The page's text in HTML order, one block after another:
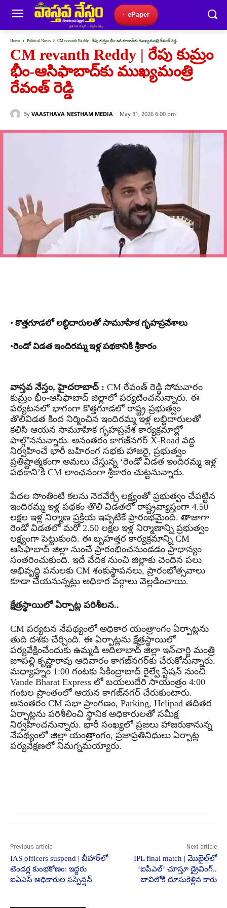
ePaper
Home Political News CM revanth Reddy | రేపు కుమ్రం భీం-ఆసిఫాబాద్‌కు ముఖ్యమంత్రి రేవంత్ రెడ్డి
CM revanth Reddy | రేపు కుమ్రం
భీం-ఆసిఫాబాద్‌కు ముఖ్యమంత్రి
రేవంత్ రెడ్డి
By VAASTHAVA NESTHAM MEDIA May 31, 2026 6:00 pm
• కొత్తగూడలో లబ్ధిదారులతో సామూహిక గృహప్రవేశాలు
•రెండో విడత ఇందిరమ్మ ఇళ్ల పథకానికి శ్రీకారం
వాస్తవ నేస్తం, హైదరాబాద్ : CM రేవంత్ రెడ్డి సోమవారం
కుమ్రం భీం-ఆసిఫాబాద్ జిల్లాలో పర్యటించనున్నారు. ఈ
పర్యటనలో భాగంగా కొత్తగూడలో రాష్ట్ర ప్రభుత్వం
తొలివిడత కింద నిర్మించిన ఇందిరమ్మ ఇళ్ల లబ్ధిదారులతో
కలిసి ఆయన సామూహిక గృహప్రవేశ కార్యక్రమాల్లో
పాల్గొననున్నారు. అనంతరం కాగజ్‌నగర్ X-Road వద్ద
నిర్వహించే భారీ బహిరంగ సభకు హాజరై, ప్రభుత్వం
ప్రతిష్టాత్మకంగా అమలు చేస్తున్న ‘రెండో విడత ఇందిరమ్మ ఇళ్ల
పథకాని’కి CM లాంఛనంగా శ్రీకారం చుట్టనున్నారు.
పేదల సొంతింటి కలను నెరవేర్చే లక్ష్యంతో ప్రభుత్వం చేపట్టిన
ఇందిరమ్మ ఇళ్ల పథకం తొలి విడతలో రాష్ట్రవ్యాప్తంగా 4.50
లక్షల ఇళ్ల నిర్మాణ ప్రక్రియ ఇప్పటికే ప్రారంభమైంది. తాజాగా
రెండో విడతలో మరో 2.50 లక్షల ఇళ్ల నిర్మాణాన్ని ప్రభుత్వం
లక్ష్యంగా పెట్టుకుంది. ఈ బృహత్తర కార్యక్రమాన్ని CM
ఆసిఫాబాద్ జిల్లా నుంచే ప్రారంభించనుండడం ప్రాధాన్యం
సంతరించుకుంది. ఇదే వేదిక నుంచి జిల్లాకు చెందిన పలు
అభివృద్ధి పనులకు CM శంకుస్థాపనలు, ప్రారంభోత్సవాలు
కూడా చేయనున్నట్లు అధికార వర్గాలు వెల్లడించాయి.
క్షేత్రస్థాయిలో ఏర్పాట్ల పరిశీలన..
CM పర్యటన నేపథ్యంలో అధికార యంత్రాంగం ఏర్పాట్లను
తుది దశకు చేర్చింది. ఈ ఏర్పాట్లను క్షేత్రస్థాయిలో
పర్యవేక్షించేందుకు ఉమ్మడి ఆదిలాబాద్ జిల్లా ఇన్‌చార్జి మంత్రి
జూపల్లి కృష్ణారావు ఆదివారం కాగజ్‌నగర్‌కు చేరుకోనున్నారు.
మధ్యాహ్నం 1:00 గంటకు సికింద్రాబాద్ రైల్వే స్టేషన్ నుంచి
Vande Bharat Express లో బయలుదేరి సాయంత్రం 4:00
గంటల ప్రాంతంలో ఆయన కాగజ్‌నగర్ చేరుకుంటారు.
అనంతరం CM సభా ప్రాంగణం, Parking, Helipad తదితర
ఏర్పాట్లను పరిశీలించి స్థానిక అధికారులతో సమీక్ష
నిర్వహించనున్నారు. భారీ సంఖ్యలో ప్రజలు హాజరుకానున్న
నేపథ్యంలో జిల్లా యంత్రాంగం, ప్రజాప్రతినిధులు ఏర్పాట్ల
పర్యవేక్షణలో నిమగ్నమయ్యారు.
Previous article
IAS officers suspend | బీహార్‌లో
టెండర్ల కుంభకోణం: ఇద్దరు
ఐఏఎస్ అధికారుల సస్పెన్షన్
Next article
IPL final match | మొబైల్‌లో
‘ఐపీఎల్’ చూస్తూ డ్రైవింగ్..
బావిలోకి దూసుకెళ్లిన కారు